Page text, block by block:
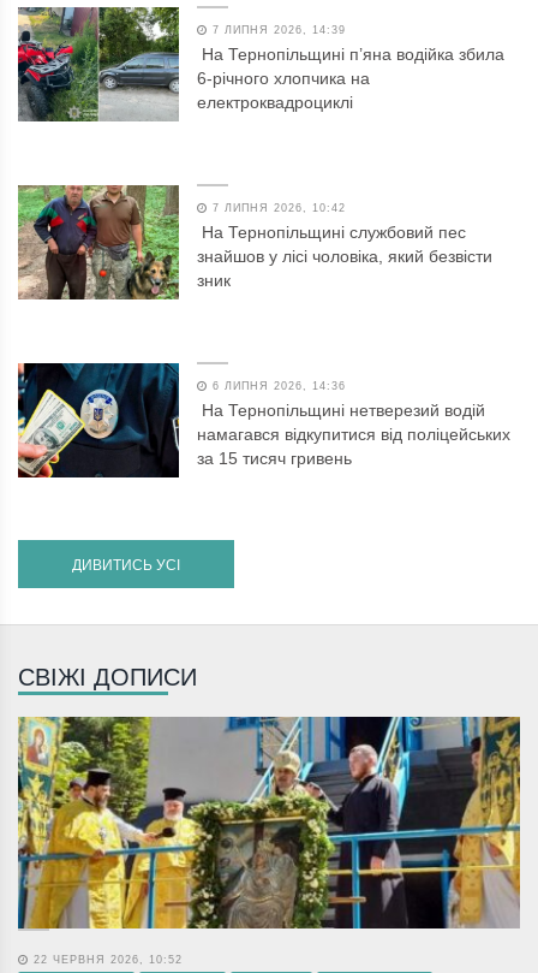
7 ЛИПНЯ 2026, 14:39
На Тернопільщині п’яна водійка збила
6-річного хлопчика на
електроквадроциклі
7 ЛИПНЯ 2026, 10:42
На Тернопільщині службовий пес
знайшов у лісі чоловіка, який безвісти
зник
6 ЛИПНЯ 2026, 14:36
На Тернопільщині нетверезий водій
намагався відкупитися від поліцейських
за 15 тисяч гривень
ДИВИТИСЬ УСІ
СВІЖІ ДОПИСИ
22 ЧЕРВНЯ 2026, 10:52